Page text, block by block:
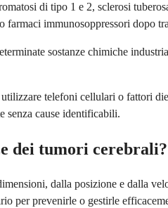
di tipo 1 e 2, sclerosi
immunosoppressori dopo
sostanze chimiche
telefoni cellulari o fattori
senza cause identificabili.
dei tumori cerebrali?
dalla posizione e dalla
per prevenirle o gestirle